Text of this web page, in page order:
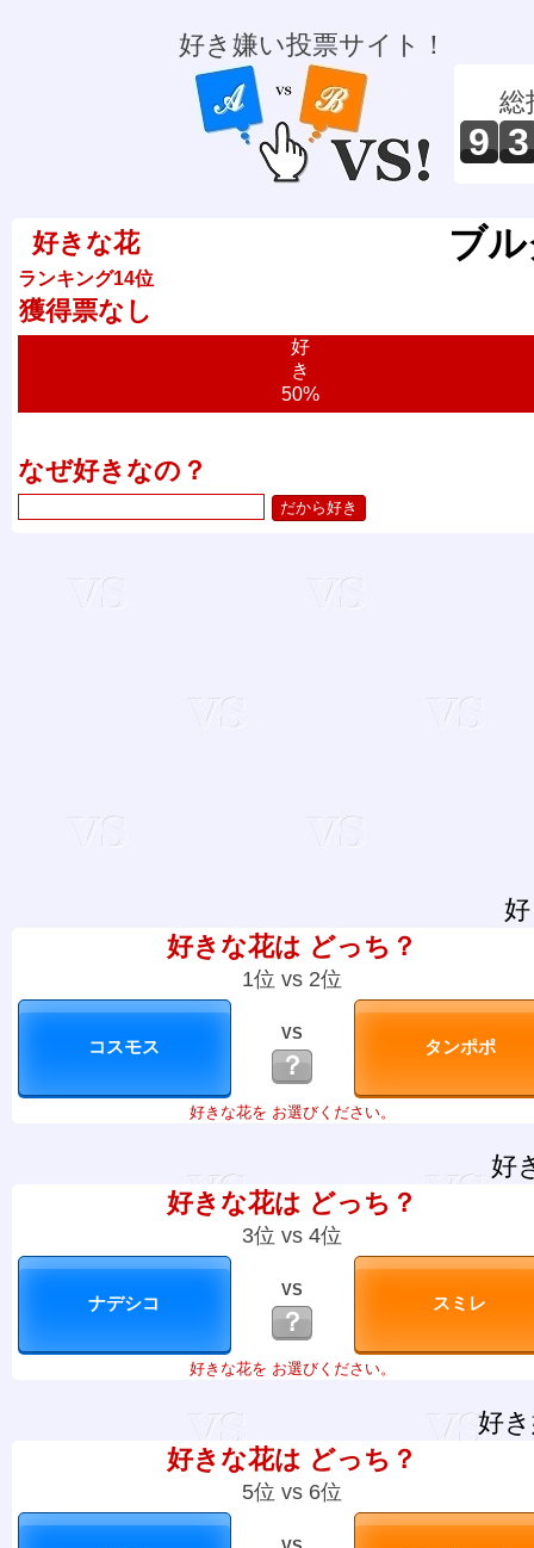
好き嫌い投票サイト！
総
9 3
好きな花
ランキング14位
獲得票なし
ブ
好
き
50%
なぜ好きなの？
好きな花は どっち？
1位 vs 2位
VS
？
好きな花を お選びください。
好
好きな花は どっち？
3位 vs 4位
VS
？
好きな花を お選びください。
好
好きな花は どっち？
5位 vs 6位